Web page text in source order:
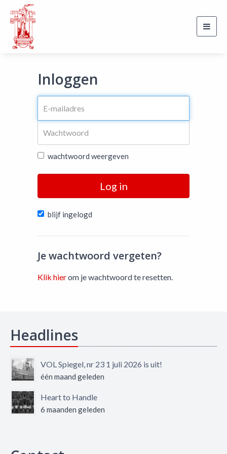
Inloggen
wachtwoord weergeven
Log in
blijf ingelogd
Je wachtwoord vergeten?
Klik hierom je wachtwoord te resetten.
Headlines
VOL Spiegel, nr 23 1 juli 2026 is uit!
één maand geleden
Heart to Handle
6 maanden geleden